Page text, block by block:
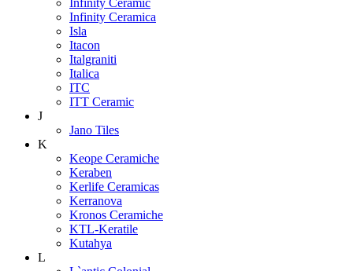
Infinity Ceramica
Isla
Itacon
Italgraniti
Italica
ITC
ITT Ceramic
J
Jano Tiles
K
Keope Ceramiche
Keraben
Kerlife Ceramicas
Kerranova
Kronos Ceramiche
KTL-Keratile
Kutahya
L